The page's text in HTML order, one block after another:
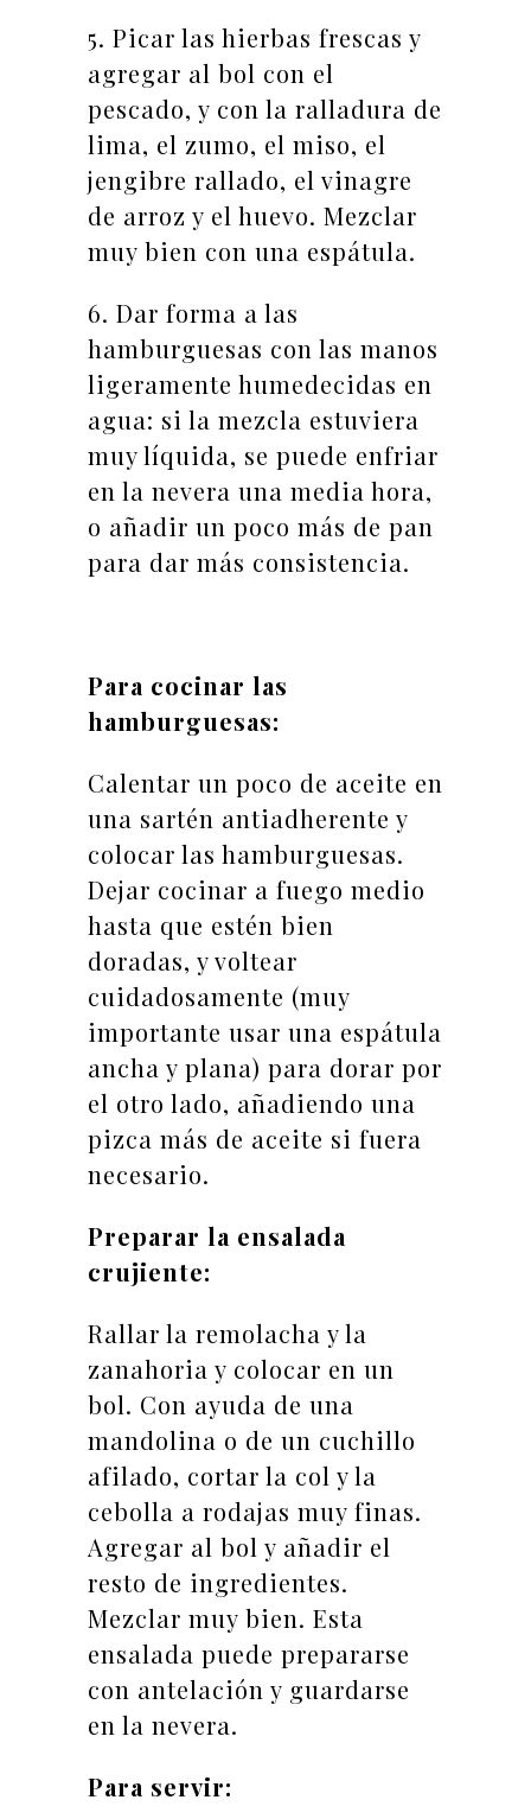
5. Picar las hierbas frescas y
agregar al bol con el
pescado, y con la ralladura de
lima, el zumo, el miso, el
jengibre rallado, el vinagre
de arroz y el huevo. Mezclar
muy bien con una espátula.
6. Dar forma a las
hamburguesas con las manos
ligeramente humedecidas en
agua: si la mezcla estuviera
muy líquida, se puede enfriar
en la nevera una media hora,
o añadir un poco más de pan
para dar más consistencia.
Para cocinar las
hamburguesas:
Calentar un poco de aceite en
una sartén antiadherente y
colocar las hamburguesas.
Dejar cocinar a fuego medio
hasta que estén bien
doradas, y voltear
cuidadosamente (muy
importante usar una espátula
ancha y plana) para dorar por
el otro lado, añadiendo una
pizca más de aceite si fuera
necesario.
Preparar la ensalada
crujiente:
Rallar la remolacha y la
zanahoria y colocar en un
bol. Con ayuda de una
mandolina o de un cuchillo
afilado, cortar la col y la
cebolla a rodajas muy finas.
Agregar al bol y añadir el
resto de ingredientes.
Mezclar muy bien. Esta
ensalada puede prepararse
con antelación y guardarse
en la nevera.
Para servir: